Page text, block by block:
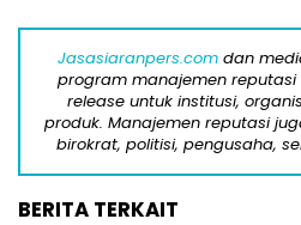
Jasasiaranpers.com dan
program manajemen reputasi
release untuk institusi,
produk. Manajemen reputasi
birokrat, politisi, pengusaha,
BERITA TERKAIT